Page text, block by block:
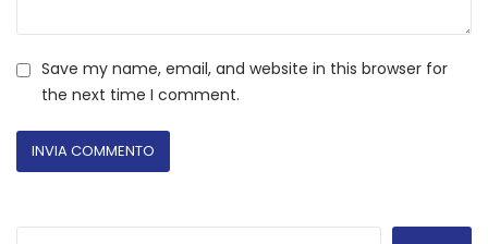
Save my name, email, and website in this browser for
the next time I comment.